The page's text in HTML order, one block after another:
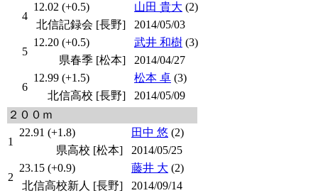
4
12.02 (+0.5) 山田 貴大 (2)
北信記録会 [長野]
2014/05/03
5
12.20 (+0.5) 武井 和樹 (3)
県春季 [松本]
2014/04/27
6
12.99 (+1.5) 松本 卓 (3)
北信高校 [長野]
2014/05/09
２００ｍ
1
22.91 (+1.8) 田中 悠 (2)
県高校 [松本]
2014/05/25
2
23.15 (+0.9) 藤井 大 (2)
北信高校新人 [長野]
2014/09/14